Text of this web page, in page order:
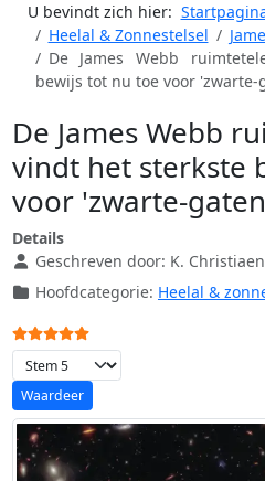
U bevindt zich hier:
Heelal & Zonnestelsel
De James Webb
bewijs tot nu toe voor
De James Webb
vindt het sterkste
voor 'zwarte-
Details
Geschreven door: K.
Hoofdcategorie: Heelal &
Gebruikerswaardering:
Voeg waardering toe